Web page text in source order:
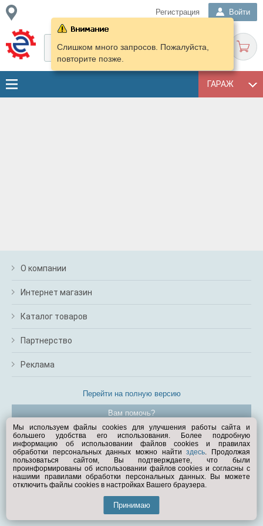
Регистрация Войти
ГАРАЖ
Слишком много запросов. Пожалуйста,
повторите позже.
О компании
Интернет магазин
Каталог товаров
Партнерство
Реклама
Перейти на полную версию
Вам помочь?
© Exist.ru 1998—2026
Мы используем файлы cookies для улучшения работы сайта и
большего удобства его использования. Более подробную
информацию об использовании файлов cookies и правилах
обработки персональных данных можно найтиздесь. Продолжая
пользоваться сайтом, Вы подтверждаете, что были
проинформированы об использовании файлов cookies и согласны с
нашими правилами обработки персональных данных. Вы можете
отключить файлы cookies в настройках Вашего браузера.
Принимаю